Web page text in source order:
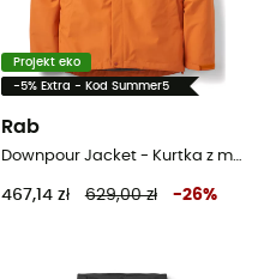
Projekt eko
-5% Extra - Kod Summer5
Rab
Downpour Jacket - Kurtka z membraną meska
467,14 zł 629,00 zł -26%